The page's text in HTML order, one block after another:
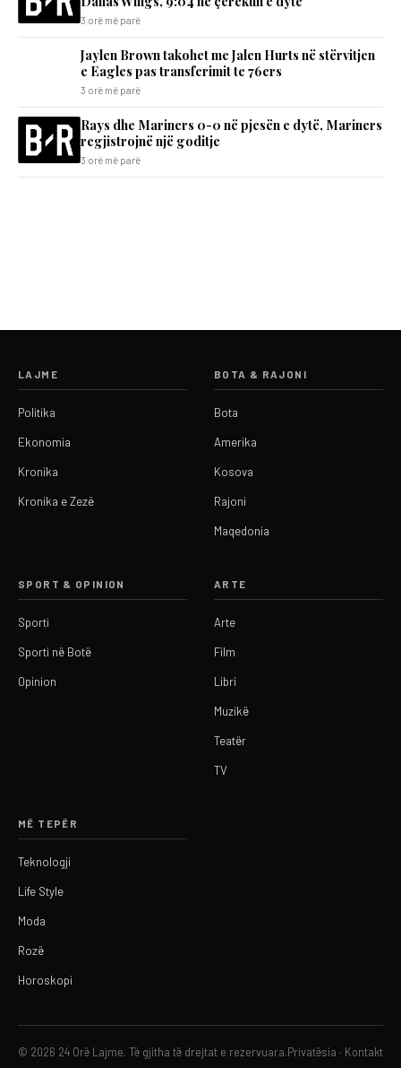
3 orë më parë
Jaylen Brown takohet me Jalen Hurts në stërvitjen
e Eagles pas transferimit te 76ers
3 orë më parë
Rays dhe Mariners 0-0 në pjesën e dytë, Mariners
regjistrojnë një goditje
3 orë më parë
LAJME
Politika
Ekonomia
Kronika
Kronika e Zezë
BOTA & RAJONI
Bota
Amerika
Kosova
Rajoni
Maqedonia
SPORT & OPINION
Sporti
Sporti në Botë
Opinion
ARTE
Arte
Film
Libri
Muzikë
Teatër
TV
MË TEPËR
Teknologji
Life Style
Moda
Rozë
Horoskopi
© 2026 24 Orë Lajme. Të gjitha të drejtat e rezervuara. Privatësia · Kontakt